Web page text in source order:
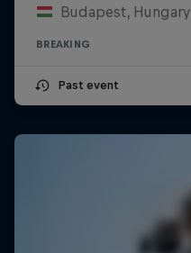
Budapest, Hungary
BREAKING
Past event